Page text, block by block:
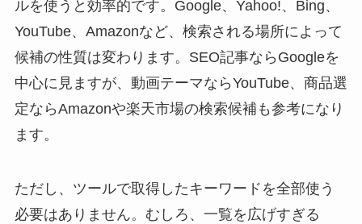
ルを使うと効率的です。Google、Yahoo!、Bing、
YouTube、Amazonなど、検索される場所によって
候補の性質は変わります。SEO記事ならGoogleを
中心に見ますが、動画テーマならYouTube、商品選
定ならAmazonや楽天市場の検索候補も参考になり
ます。
ただし、ツールで取得したキーワードを全部使う
必要はありません。むしろ、一覧を広げすぎる